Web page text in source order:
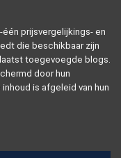
prijsvergelijkings- en
die beschikbaar zijn
toegevoegde blogs.
door hun
is afgeleid van hun